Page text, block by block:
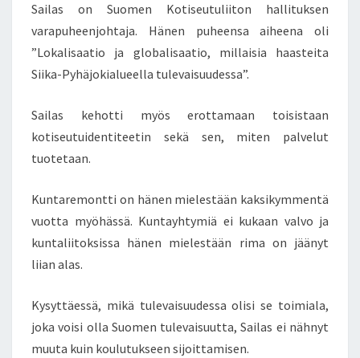
N
A
P
N
U
L
T
I
H
T
E
Sailas on Suomen Kotiseutuliiton hallituksen
varapuheenjohtaja. Hänen puheensa aiheena oli
”Lokalisaatio ja globalisaatio, millaisia haasteita
Siika-Pyhäjokialueella tulevaisuudessa”.
Sailas kehotti myös erottamaan toisistaan
kotiseutuidentiteetin sekä sen, miten palvelut
tuotetaan.
Kuntaremontti on hänen mielestään kaksikymmentä
vuotta myöhässä. Kuntayhtymiä ei kukaan valvo ja
kuntaliitoksissa hänen mielestään rima on jäänyt
liian alas.
Kysyttäessä, mikä tulevaisuudessa olisi se toimiala,
joka voisi olla Suomen tulevaisuutta, Sailas ei nähnyt
muuta kuin koulutukseen sijoittamisen.